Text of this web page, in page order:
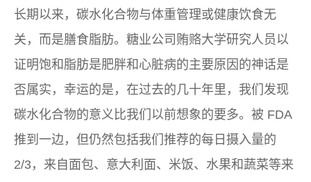
长期以来，碳水化合物与体重管理或健康饮食无
关，而是膳食脂肪。糖业公司贿赂大学研究人员以
证明饱和脂肪是肥胖和心脏病的主要原因的神话是
否属实，幸运的是，在过去的几十年里，我们发现
碳水化合物的意义比我们以前想象的要多。被 FDA
推到一边，但仍然包括我们推荐的每日摄入量的
2/3，来自面包、意大利面、米饭、水果和蔬菜等来